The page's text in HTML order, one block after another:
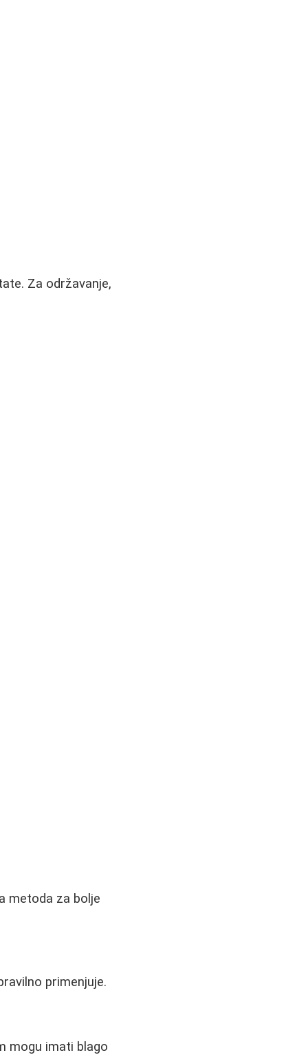
Za održavanje,
metoda za bolje
primenjuje.
mogu imati blago